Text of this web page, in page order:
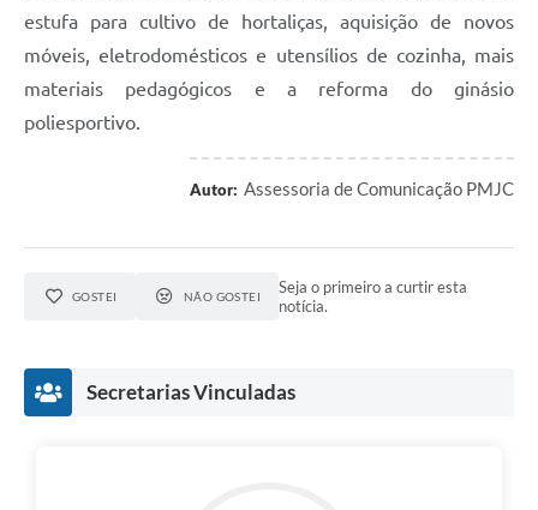
estufa para cultivo de hortaliças, aquisição de novos
móveis, eletrodomésticos e utensílios de cozinha, mais
materiais pedagógicos e a reforma do ginásio
poliesportivo.
Autor: Assessoria de Comunicação PMJC
GOSTEI NÃO GOSTEI
Seja o primeiro a curtir esta
notícia.
Secretarias Vinculadas